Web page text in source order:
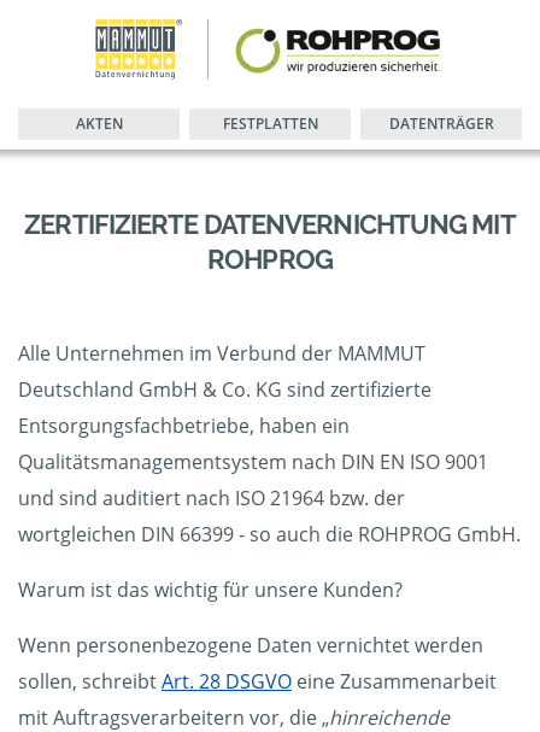
AKTEN FESTPLATTEN DATENTRÄGER
ZERTIFIZIERTE DATENVERNICHTUNG MIT
ROHPROG
Alle Unternehmen im Verbund der MAMMUT
Deutschland GmbH & Co. KG sind zertifizierte
Entsorgungsfachbetriebe, haben ein
Qualitätsmanagementsystem nach DIN EN ISO 9001
und sind auditiert nach ISO 21964 bzw. der
wortgleichen DIN 66399 - so auch die ROHPROG GmbH.
Warum ist das wichtig für unsere Kunden?
Wenn personenbezogene Daten vernichtet werden
sollen, schreibtArt. 28 DSGVO eine Zusammenarbeit
mit Auftragsverarbeitern vor, die „hinreichende